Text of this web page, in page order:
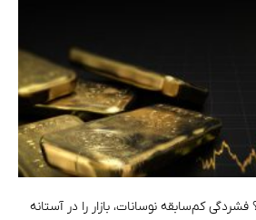
کم‌سابقه نوسانات، بازار را در آستانه